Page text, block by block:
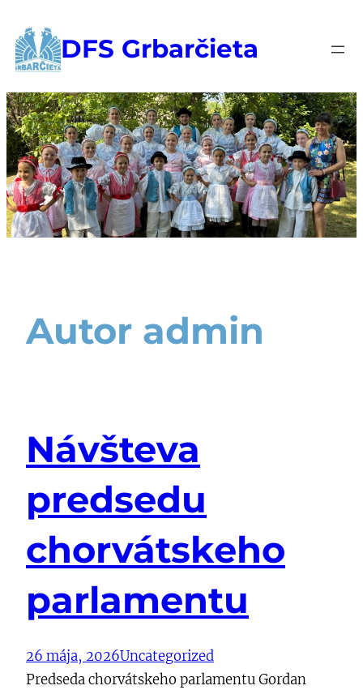
DFS Grbarčieta
Autor admin
Návšteva
predsedu
chorvátskeho
parlamentu
26 mája, 2026Uncategorized
Predseda chorvátskeho parlamentu Gordan